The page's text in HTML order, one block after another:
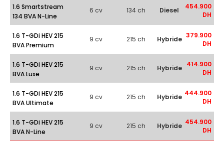
1.6 Smartstream
134 BVA N-Line
6 cv 134 ch Diesel
454.900
DH
1.6 T-GDi HEV 215
BVA Premium
9 cv 215 ch Hybride 379.900
DH
1.6 T-GDi HEV 215
BVA Luxe
9 cv 215 ch Hybride
414.900
DH
1.6 T-GDi HEV 215
BVA Ultimate
9 cv 215 ch Hybride 444.900
DH
1.6 T-GDi HEV 215
BVA N-Line
9 cv 215 ch Hybride 454.900
DH